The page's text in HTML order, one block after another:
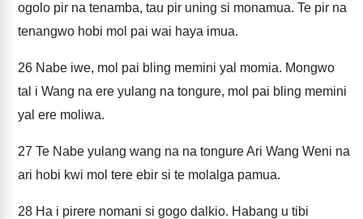
ogolo pir na tenamba, tau pir uning si monamua. Te pir na
tenangwo hobi mol pai wai haya imua.
26 Nabe iwe, mol pai bling memini yal momia. Mongwo
tal i Wang na ere yulang na tongure, mol pai bling memini
yal ere moliwa.
27 Te Nabe yulang wang na na tongure Ari Wang Weni na
ari hobi kwi mol tere ebir si te molalga pamua.
28 Ha i pirere nomani si gogo dalkio. Habang u tibi